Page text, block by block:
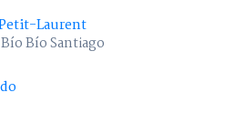
Laurent
Bío Santiago